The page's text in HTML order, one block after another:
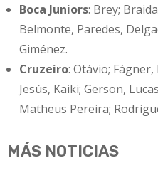
Boca Juniors: Brey;
Belmonte, Paredes,
Giménez.
Cruzeiro: Otávio;
Jesús, Kaiki; Gerson,
Matheus Pereira;
MÁS NOTICIAS